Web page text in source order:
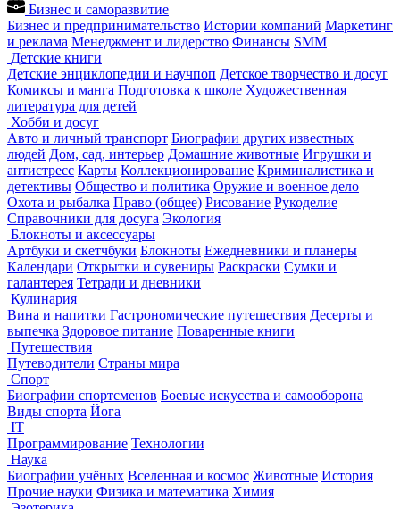
Бизнес и саморазвитие
Бизнес и предпринимательство Истории компаний Маркетинг
и реклама Менеджмент и лидерство Финансы SMM
Детские книги
Детские энциклопедии и научпоп Детское творчество и досуг
Комиксы и манга Подготовка к школе Художественная
литература для детей
Хобби и досуг
Авто и личный транспорт Биографии других известных
людей Дом, сад, интерьер Домашние животные Игрушки и
антистресс Карты Коллекционирование Криминалистика и
детективы Общество и политика Оружие и военное дело
Охота и рыбалка Право (общее) Рисование Рукоделие
Справочники для досуга Экология
Блокноты и аксессуары
Артбуки и скетчбуки Блокноты Ежедневники и планеры
Календари Открытки и сувениры Раскраски Сумки и
галантерея Тетради и дневники
Кулинария
Вина и напитки Гастрономические путешествия Десерты и
выпечка Здоровое питание Поваренные книги
Путешествия
Путеводители Страны мира
Спорт
Биографии спортсменов Боевые искусства и самооборона
Виды спорта Йога
IT
Программирование Технологии
Наука
Биографии учёных Вселенная и космос Животные История
Прочие науки Физика и математика Химия